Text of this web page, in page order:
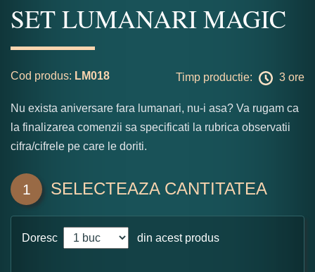
SET LUMANARI MAGIC
Cod produs: LM018 Timp productie: 3 ore
Nu exista aniversare fara lumanari, nu-i asa? Va rugam ca
la finalizarea comenzii sa specificati la rubrica observatii
cifra/cifrele pe care le doriti.
1 SELECTEAZA CANTITATEA
Doresc din acest produs